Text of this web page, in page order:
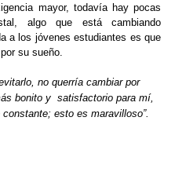
mayor, todavía hay pocas
algo que está cambiando
a los jóvenes estudiantes es que
su sueño.
no querría cambiar por
bonito y satisfactorio para mí,
esto es maravilloso”.